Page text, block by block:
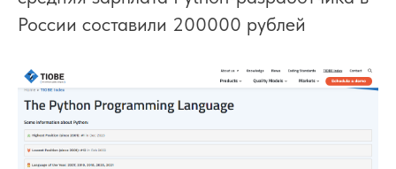
России составили 200000 рублей